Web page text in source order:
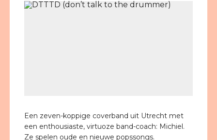
Een zeven-koppige coverband uit Utrecht met
een enthousiaste, virtuoze band-coach: Michiel.
Ze spelen oude en nieuwe popssongs.